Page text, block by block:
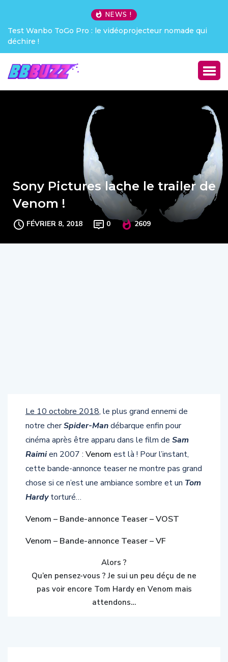
NEWS !
Test Wanbo ToGo Pro : le vidéoprojecteur nomade qui
déchire !
Sony Pictures lache le trailer de
Venom !
FÉVRIER 8, 2018 0 2609
Le 10 octobre 2018, le plus grand ennemi de
notre cherSpider-Mandébarque enfin pour
cinéma après être apparu dans le film de Sam
Raimien 2007 : Venom est là ! Pour l’instant,
cette bande-annonce teaser ne montre pas grand
chose si ce n’est une ambiance sombre et un Tom
Hardytorturé…
Venom – Bande-annonce Teaser – VOST
Venom – Bande-annonce Teaser – VF
Alors ?
Qu’en pensez-vous ? Je sui un peu déçu de ne
pas voir encore Tom Hardy en Venom mais
attendons…